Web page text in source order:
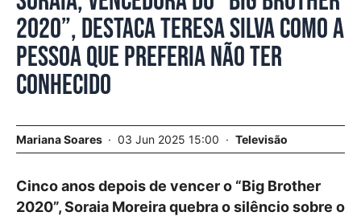
2020”, destaca Teresa Silva como a
pessoa que preferia não ter
conhecido
Mariana Soares 03 Jun 2025 15:00 Televisão
Cinco anos depois de vencer o “Big Brother
2020”, Soraia Moreira quebra o silêncio sobre o